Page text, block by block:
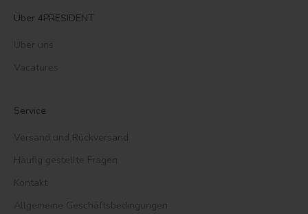
Über 4PRESIDENT
Über uns
Vacatures
Service
Versand und Rückversand
Häufig gestellte Fragen
Kontakt
Allgemeine Geschäftsbedingungen